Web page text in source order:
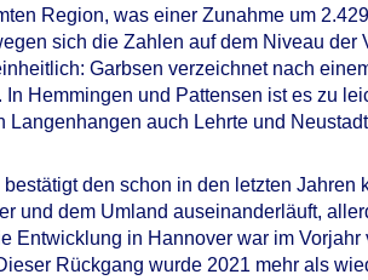
Region, was einer Zunahme um
sich die Zahlen auf dem Niveau der
Garbsen verzeichnet nach
Hemmingen und Pattensen ist es zu
auch Lehrte und
den schon in den letzten Jahren
und dem Umland auseinanderläuft,
Entwicklung in Hannover war im
Rückgang wurde 2021 mehr als